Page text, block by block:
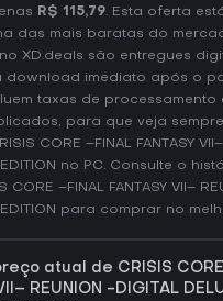
R$ 115,79. Esta oferta
das mais baratas do
XD.deals são entregues
download imediato após o
taxas de processamento
para que veja
CORE –FINAL FANTASY
no PC. Consulte o
–FINAL FANTASY VII–
para comprar no
atual de CRISIS CORE
REUNION -DIGITAL